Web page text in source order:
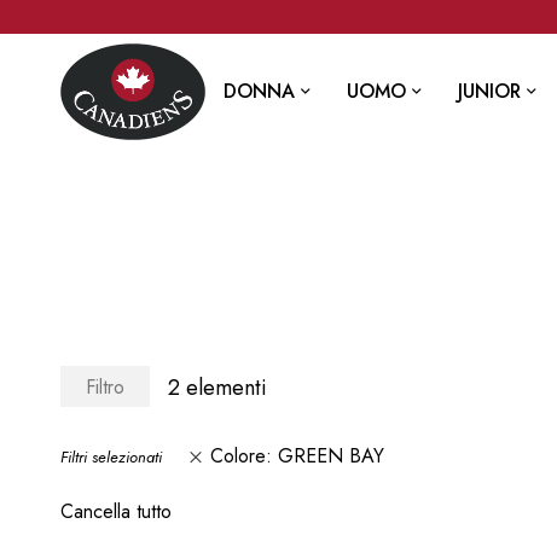
DONNA UOMO JUNIOR
Filtri selezionati Colore GREEN BAY
Cancella tutto
Filtro 2elementi